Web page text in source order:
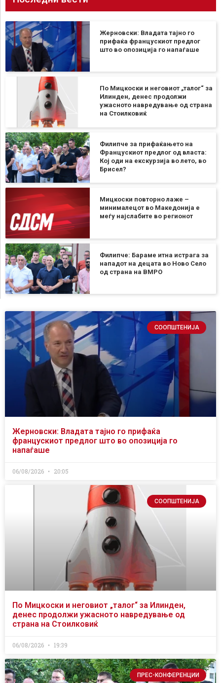
Жерновски: Владата тајно го
прифаќа францускиот предлог
што во опозиција го напаѓаше
По Мицкоски и неговиот „талог“ за
Илинден, денес продолжи
ужасното навредување од страна
на Стоилковиќ
Филипче за прифаќањето на
Францускиот предлог од власта:
Кој оди на екскурзија во лето, во
Брисел?
Мицкоски повторно лаже –
минималецот во Македонија е
меѓу најслабите во регионот
Филипче: Бараме итна истрага за
нападот на децата во Ново Село
од страна на ВМРО
СООПШТЕНИЈА
Жерновски: Владата тајно го прифаќа
францускиот предлог што во опозиција го
напаѓаше
06/08/2026 20:05
СООПШТЕНИЈА
По Мицкоски и неговиот „талог“ за Илинден,
денес продолжи ужасното навредување од
страна на Стоилковиќ
06/08/2026 19:39
ПРЕС-КОНФЕРЕНЦИИ